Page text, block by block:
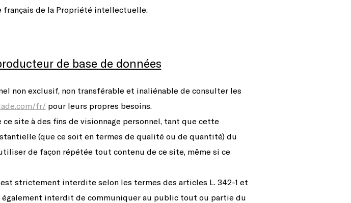
français de la Propriété intellectuelle.
de base de données
non exclusif, non transférable et inaliénable de consulter les
fr/ pour leurs propres besoins.
site à des fins de visionnage personnel, tant que cette
(que ce soit en termes de qualité ou de quantité) du
de façon répétée tout contenu de ce site, même si ce
strictement interdite selon les termes des articles L. 342-1 et
interdit de communiquer au public tout ou partie du